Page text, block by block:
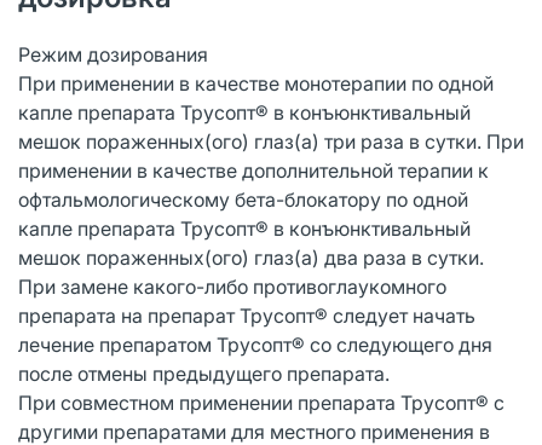
Режим дозирования
При применении в качестве монотерапии по одной
капле препарата Трусопт® в конъюнктивальный
мешок пораженных(ого) глаз(а) три раза в сутки. При
применении в качестве дополнительной терапии к
офтальмологическому бета-блокатору по одной
капле препарата Трусопт® в конъюнктивальный
мешок пораженных(ого) глаз(а) два раза в сутки.
При замене какого-либо противоглаукомного
препарата на препарат Трусопт® следует начать
лечение препаратом Трусопт® со следующего дня
после отмены предыдущего препарата.
При совместном применении препарата Трусопт® с
другими препаратами для местного применения в